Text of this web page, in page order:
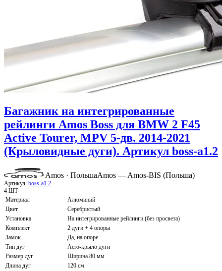
Багажник на интегрированные
рейлинги Amos Boss для BMW 2 F45
Active Tourer, MPV 5-дв. 2014-2021
(Крыловидные дуги). Артикул boss-a1.2
Amos · ПольшаAmos — Amos-BIS (Польша)
Артикул: boss-a1.2
4 ШТ
Материал
Алюминий
Цвет
Серебристый
Установка
На интегрированные рейлинги (без просвета)
Комплект
2 дуги + 4 опоры
Замок
Да, на опоре
Тип дуг
Aero-крыло дуги
Размер дуг
Ширина 80 мм
Длина дуг
120 см